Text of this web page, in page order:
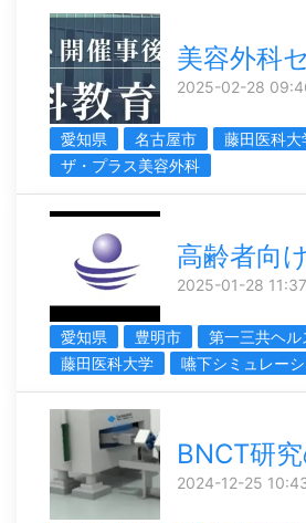
美容外科
2025-02-28
愛知県 名古屋市 藤田医科大
ザ・プラス美容外科
高齢者向
2025-01-28
愛知県 豊明市
第一三共ヘル
藤田医科大学
嚥下シミュレー
BNCT研
2024-12-25